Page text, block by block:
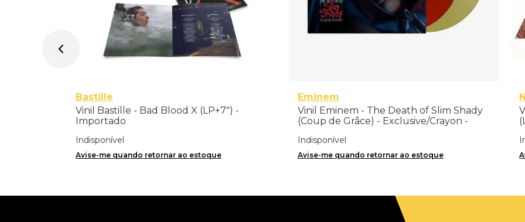
Bastille
Vinil Bastille - Bad Blood X (LP+7") -
Importado
Indisponível
Avise-me quando retornar ao estoque
Eminem
Vinil Eminem - The Death of Slim Shady
(Coup de Grâce) - Exclusive/Crayon -
Indisponível
Avise-me quando retornar ao estoque